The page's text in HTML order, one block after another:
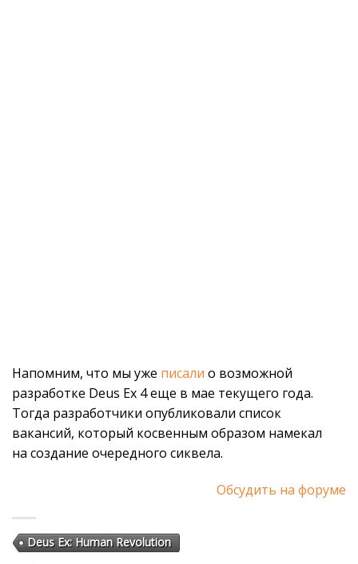
Напомним, что мы уже писали о возможной
разработке Deus Ex 4 еще в мае текущего года.
Тогда разработчики опубликовали список
вакансий, который косвенным образом намекал
на создание очередного сиквела.
Обсудить на форуме
Deus Ex: Human Revolution